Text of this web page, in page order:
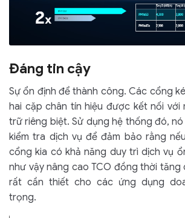
Đáng tin cậy
Sự ổn định để thành công. Các cổng
hai cặp chân tín hiệu được kết nối với
trữ riêng biệt. Sử dụng hệ thống đó,
kiểm tra dịch vụ để đảm bảo rằng
cổng kia có khả năng duy trì dịch vụ
như vậy nâng cao TCO đồng thời tăng
rất cần thiết cho các ứng dụng
trọng.